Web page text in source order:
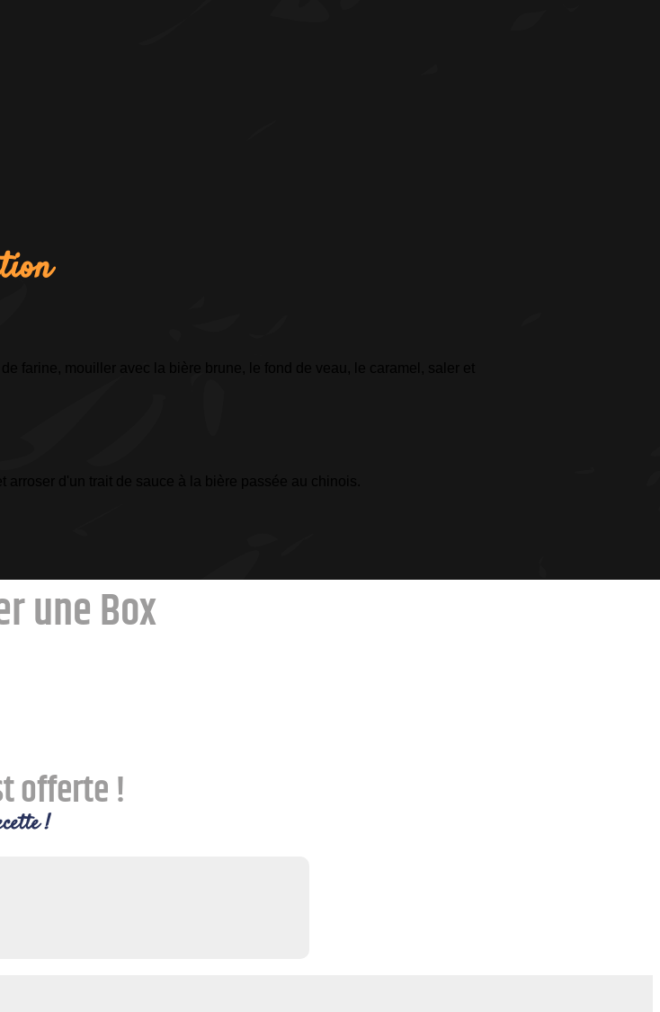
farine, mouiller avec la bière brune, le fond de veau, le caramel, saler et
d'un trait de sauce à la bière passée au chinois.
une Box
offerte !
!